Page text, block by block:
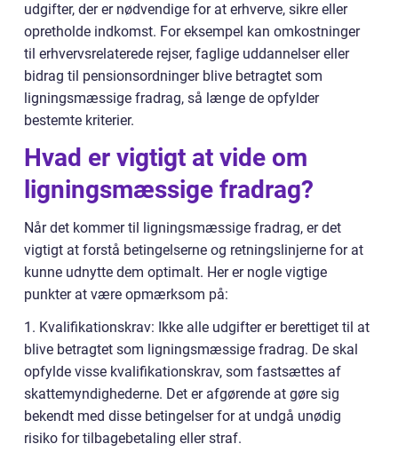
udgifter, der er nødvendige for at erhverve, sikre eller
opretholde indkomst. For eksempel kan omkostninger
til erhvervsrelaterede rejser, faglige uddannelser eller
bidrag til pensionsordninger blive betragtet som
ligningsmæssige fradrag, så længe de opfylder
bestemte kriterier.
Hvad er vigtigt at vide om
ligningsmæssige fradrag?
Når det kommer til ligningsmæssige fradrag, er det
vigtigt at forstå betingelserne og retningslinjerne for at
kunne udnytte dem optimalt. Her er nogle vigtige
punkter at være opmærksom på:
1. Kvalifikationskrav: Ikke alle udgifter er berettiget til at
blive betragtet som ligningsmæssige fradrag. De skal
opfylde visse kvalifikationskrav, som fastsættes af
skattemyndighederne. Det er afgørende at gøre sig
bekendt med disse betingelser for at undgå unødig
risiko for tilbagebetaling eller straf.